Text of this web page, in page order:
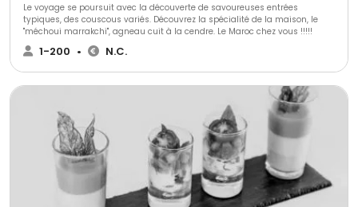
Le voyage se poursuit avec la découverte de savoureuses entrées
typiques, des couscous variés. Découvrez la spécialité de la maison, le
"méchoui marrakchi", agneau cuit à la cendre. Le Maroc chez vous !!!!!
1-200 • N.C.